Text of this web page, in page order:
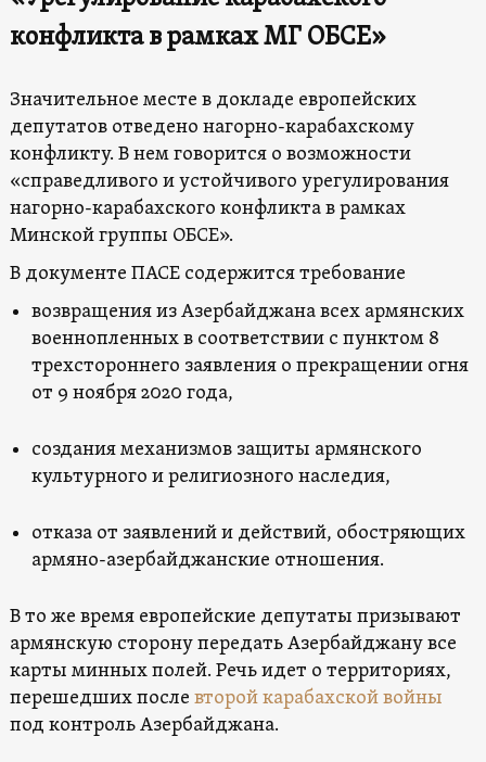
конфликта в рамках МГ ОБСЕ»
Значительное месте в докладе европейских
депутатов отведено нагорно-карабахскому
конфликту. В нем говорится о возможности
«справедливого и устойчивого урегулирования
нагорно-карабахского конфликта в рамках
Минской группы ОБСЕ».
В документе ПАСЕ содержится требование
возвращения из Азербайджана всех армянских
военнопленных в соответствии с пунктом 8
трехстороннего заявления о прекращении огня
от 9 ноября 2020 года,
создания механизмов защиты армянского
культурного и религиозного наследия,
отказа от заявлений и действий, обостряющих
армяно-азербайджанские отношения.
В то же время европейские депутаты призывают
армянскую сторону передать Азербайджану все
карты минных полей. Речь идет о территориях,
перешедших после второй карабахской войны
под контроль Азербайджана.